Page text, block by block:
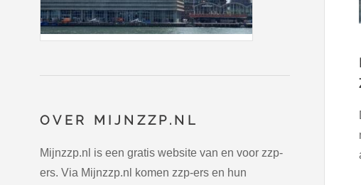
OVER MIJNZZP.NL
Mijnzzp.nl is een gratis website van en voor zzp-
ers. Via Mijnzzp.nl komen zzp-ers en hun